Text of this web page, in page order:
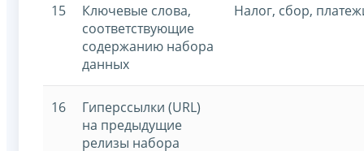
15
Ключевые слова,
соответствующие
содержанию набора
данных
Налог, сбор,
16
Гиперссылки (URL)
на предыдущие
релизы набора